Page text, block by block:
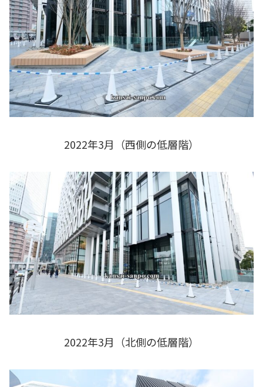
2022年3月（西側の低層階）
2022年3月（北側の低層階）